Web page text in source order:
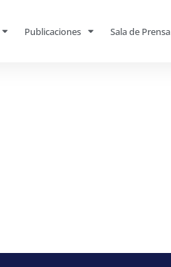
Publicaciones Sala de Prensa